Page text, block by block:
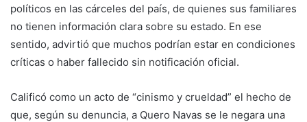
políticos en las cárceles del país, de quienes sus familiares
no tienen información clara sobre su estado. En ese
sentido, advirtió que muchos podrían estar en condiciones
críticas o haber fallecido sin notificación oficial.
Calificó como un acto de “cinismo y crueldad” el hecho de
que, según su denuncia, a Quero Navas se le negara una